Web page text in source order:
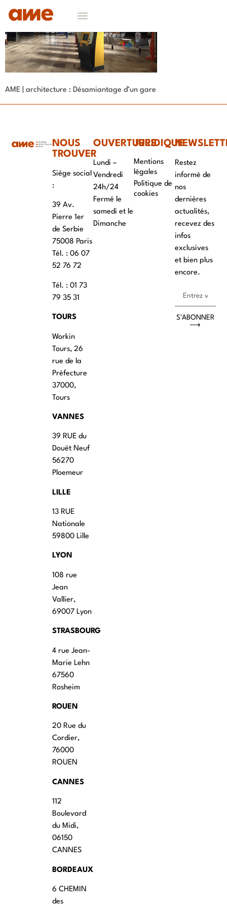
AME | architecture : Désamiantage d’un gare
NOUS
TROUVER
Siège social
:
39 Av.
Pierre 1er
de Serbie
75008 Paris
Tél. : ‭06 07
52 76 72
Tél. : 01 73
79 35 31
TOURS
Workin
Tours, 26
rue de la
Préfecture
37000,
Tours
VANNES
39 RUE du
Douët Neuf
56270
Ploemeur
LILLE
13 RUE
Nationale
59800 Lille
LYON
108 rue
Jean
Vallier,
69007 Lyon
STRASBOURG
4 rue Jean-
Marie Lehn
67560
Rosheim
ROUEN
20 Rue du
Cordier,
76000
ROUEN
CANNES
112
Boulevard
du Midi,
06150
CANNES
BORDEAUX
6 CHEMIN
des
OUVERTURES
Lundi –
Vendredi
24h/24
Fermé le
samedi et le
Dimanche
JURIDIQUE
Mentions
légales
Politique de
cookies
Restez
informé de
nos
dernières
actualités,
recevez des
infos
exclusives
et bien plus
encore.
S'ABONNER
⟶